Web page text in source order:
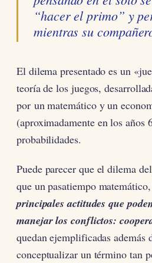
“hacer el primo” y
mientras su
El dilema presentado es un
teoría de los juegos,
por un matemático y un
(aproximadamente en los años
probabilidades.
Puede parecer que el dilema
que un pasatiempo
principales actitudes que
manejar los conflictos:
quedan ejemplificadas además
conceptualizar un término tan